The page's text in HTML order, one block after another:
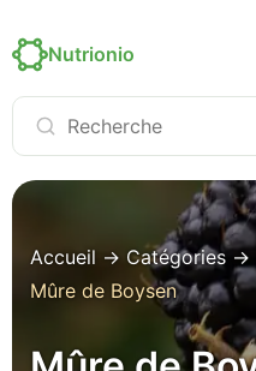
Nutrionio
Accueil → Catégories→
Mûre de Boysen